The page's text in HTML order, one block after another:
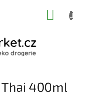
Thai 400ml